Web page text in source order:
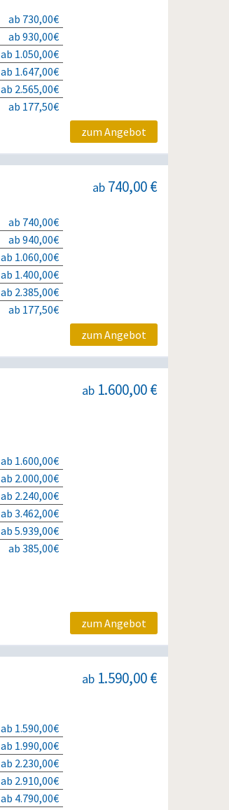
ab 730,00€
ab 930,00€
ab 1.050,00€
ab 1.647,00€
ab 2.565,00€
ab 177,50€
zum Angebot
ab 740,00 €
ab 740,00€
ab 940,00€
ab 1.060,00€
ab 1.400,00€
ab 2.385,00€
ab 177,50€
zum Angebot
ab 1.600,00 €
ab 1.600,00€
ab 2.000,00€
ab 2.240,00€
ab 3.462,00€
ab 5.939,00€
ab 385,00€
zum Angebot
ab 1.590,00 €
ab 1.590,00€
ab 1.990,00€
ab 2.230,00€
ab 2.910,00€
ab 4.790,00€